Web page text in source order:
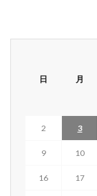
日 月
2 3
9 10
16 17